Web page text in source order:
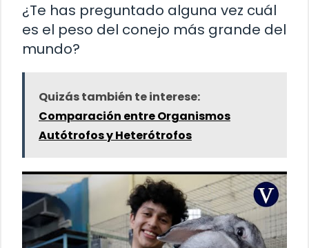
¿Te has preguntado alguna vez cuál
es el peso del conejo más grande del
mundo?
Quizás también te interese:
Comparación entre Organismos
Autótrofos y Heterótrofos